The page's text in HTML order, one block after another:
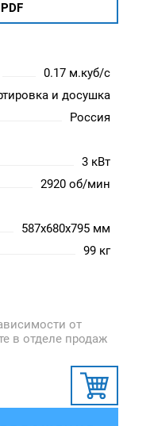
0.17 м.куб/с
и досушка
Россия
3 кВт
2920 об/мин
587x680x795 мм
99 кг
от
в отделе продаж